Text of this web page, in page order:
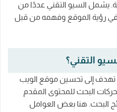
التحميل دون المساس
يشمل السيو التقني عددًا من
في رؤية الموقع وفهمه من قبل
التقني؟
تهدف إلى تحسين موقع الويب
البحث للمحتوى المقدم
البحث. هنا بعض العوامل